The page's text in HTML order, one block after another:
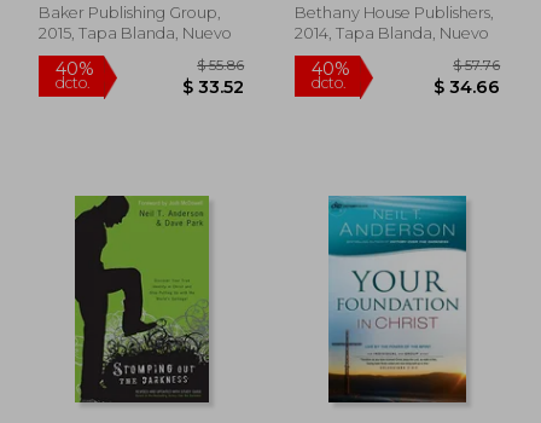
45% 45%
Baker Publishing Group,
2015, Tapa Blanda, Nuevo
Bethany House Publishers,
2014, Tapa Blanda, Nuevo